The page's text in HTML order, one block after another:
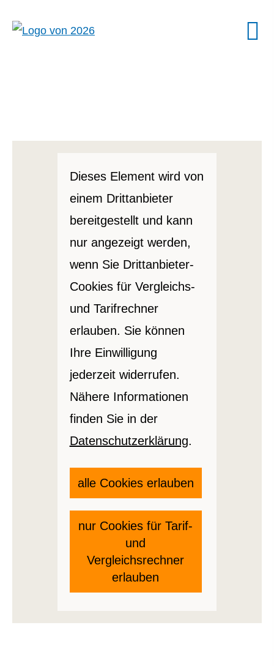
Dieses Element wird von
einem Drittanbieter
bereitgestellt und kann
nur angezeigt werden,
wenn Sie Drittanbieter-
Cookies für Vergleichs-
und Tarifrechner
erlauben. Sie können
Ihre Einwilligung
jederzeit widerrufen.
Nähere Informationen
finden Sie in der
Datenschutzerklärung.
alle Cookies erlauben
nur Cookies für Tarif-
und
Vergleichsrechner
erlauben